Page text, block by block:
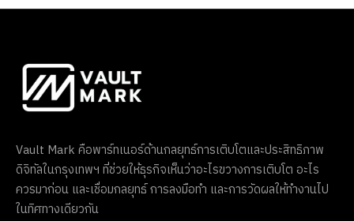
Vault Mark คือพาร์ทเนอร์ด้านกลยุทธ์การเติบโตและประสิทธิภาพ
ดิจิทัลในกรุงเทพฯ ที่ช่วยให้ธุรกิจเห็นว่าอะไรขวางการเติบโต อะไร
ควรมาก่อน และเชื่อมกลยุทธ์ การลงมือทำ และการวัดผลให้ทำงานไป
ในทิศทางเดียวกัน